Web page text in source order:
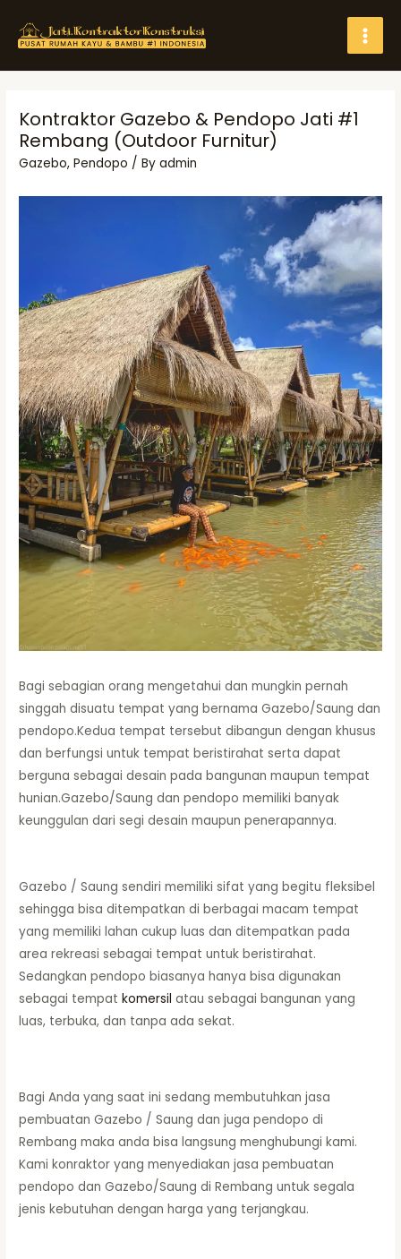
Search
Kontraktor Gazebo & Pendopo Jati #1
Rembang (Outdoor Furnitur)
Gazebo,Pendopo / Byadmin
Bagi sebagian orang mengetahui dan mungkin pernah
singgah disuatu tempat yang bernama Gazebo/Saung dan
pendopo.Kedua tempat tersebut dibangun dengan khusus
dan berfungsi untuk tempat beristirahat serta dapat
berguna sebagai desain pada bangunan maupun tempat
hunian.Gazebo/Saung dan pendopo memiliki banyak
keunggulan dari segi desain maupun penerapannya.
Gazebo / Saung sendiri memiliki sifat yang begitu fleksibel
sehingga bisa ditempatkan di berbagai macam tempat
yang memiliki lahan cukup luas dan ditempatkan pada
area rekreasi sebagai tempat untuk beristirahat.
Sedangkan pendopo biasanya hanya bisa digunakan
sebagai tempatkomersil atau sebagai bangunan yang
luas, terbuka, dan tanpa ada sekat.
Bagi Anda yang saat ini sedang membutuhkan jasa
pembuatan Gazebo / Saung dan juga pendopo di
Rembang maka anda bisa langsung menghubungi kami.
Kami konraktor yang menyediakan jasa pembuatan
pendopo dan Gazebo/Saung di Rembang untuk segala
jenis kebutuhan dengan harga yang terjangkau.